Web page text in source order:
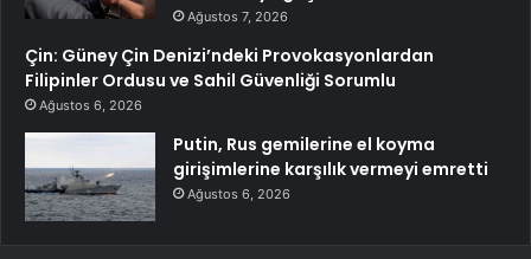
Ağustos 7, 2026
Çin: Güney Çin Denizi’ndeki Provokasyonlardan
Filipinler Ordusu ve Sahil Güvenliği Sorumlu
Ağustos 6, 2026
Putin, Rus gemilerine el koyma
girişimlerine karşılık vermeyi emretti
Ağustos 6, 2026